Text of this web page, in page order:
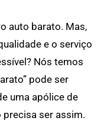
auto barato. Mas,
e o serviço
Nós temos
pode ser
uma apólice de
precisa ser assim.